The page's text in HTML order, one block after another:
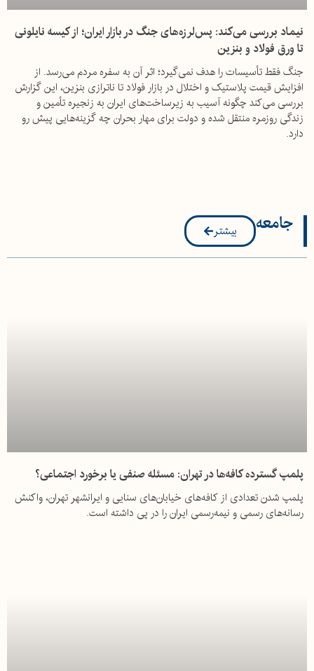
نیماد بررسی می‌کند: پس‌لرزه‌های جنگ در بازار ایران؛ از کیسه نایلونی
تا ورق فولاد و بنزین
جنگ فقط تأسیسات را هدف نمی‌گیرد؛ اثر آن به سفره مردم می‌رسد. از
افزایش قیمت پلاستیک و اختلال در بازار فولاد تا ناترازی بنزین، این گزارش
بررسی می‌کند چگونه آسیب به زیرساخت‌های ایران به زنجیره تأمین و
زندگی روزمره منتقل شده و دولت برای مهار بحران چه گزینه‌هایی پیش رو
دارد.
جامعه بیشتر
پلمپ گسترده کافه‌ها در تهران: مسئله صنفی یا برخورد اجتماعی؟
پلمپ شدن تعدادی از کافه‌های خیابان‌های سنایی و ایرانشهر تهران، واکنش
رسانه‌های رسمی و نیمه‌رسمی ایران را در پی داشته است.